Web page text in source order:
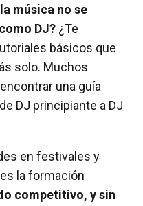
música no se
DJ? ¿Te
básicos que
solo. Muchos
una guía
DJ principiante a DJ
en festivales y
la formación
competitivo, y sin